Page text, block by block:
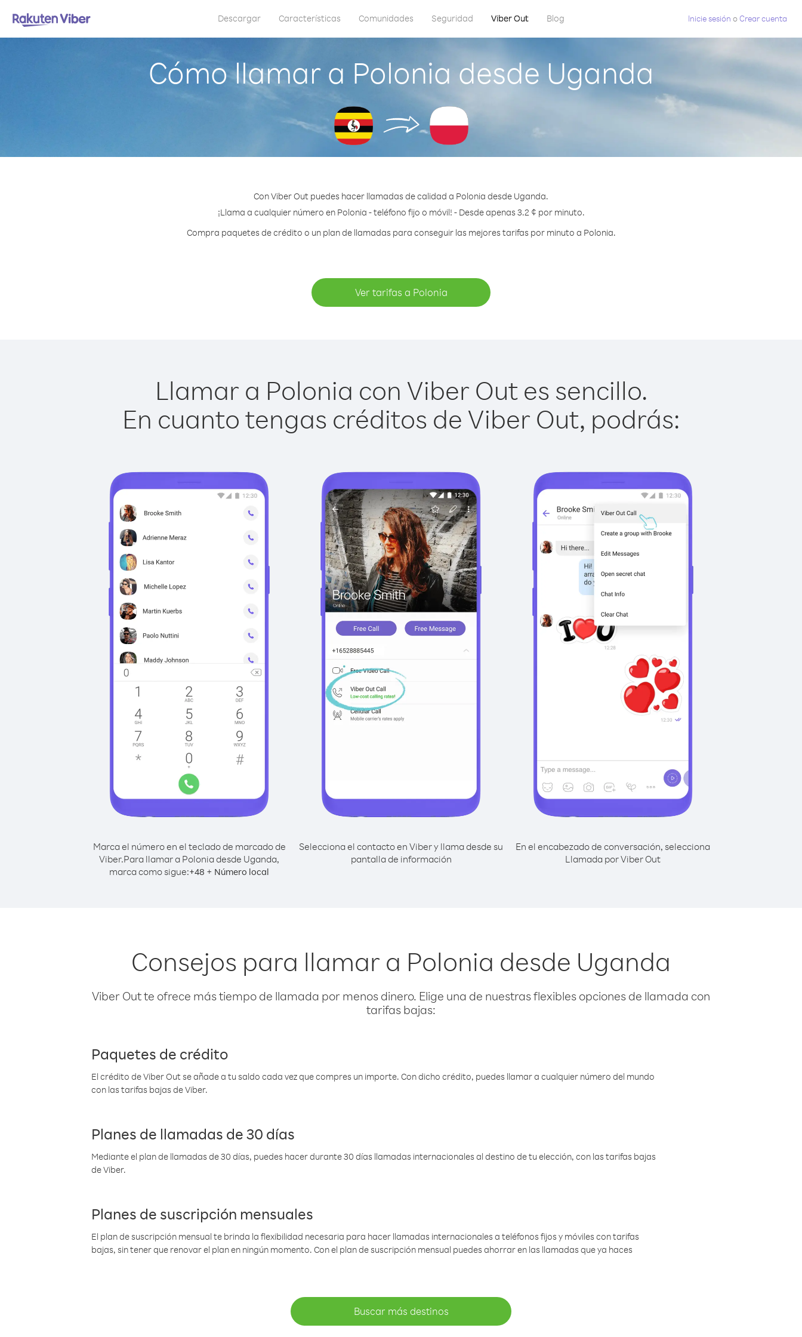
Descargar Características Comunidades Seguridad Viber Out Blog Inicie sesión oCrear cuenta
Cómo llamar a Polonia desde Uganda
Con Viber Out puedes hacer llamadas de calidad a Polonia desde Uganda.
¡Llama a cualquier número en Polonia - teléfono fijo o móvil! - Desde apenas 3.2 ¢ por minuto.
Compra paquetes de crédito o un plan de llamadas para conseguir las mejores tarifas por minuto a Polonia.
Ver tarifas a Polonia
Llamar a Polonia con Viber Out es sencillo.
En cuanto tengas créditos de Viber Out, podrás:
Marca el número en el teclado de marcado de
Viber.Para llamar a Polonia desde Uganda,
marca como sigue:+48 + Número local
Selecciona el contacto en Viber y llama desde su
pantalla de información
En el encabezado de conversación, selecciona
Llamada por Viber Out
Consejos para llamar a Polonia desde Uganda
Viber Out te ofrece más tiempo de llamada por menos dinero. Elige una de nuestras flexibles opciones de llamada con
tarifas bajas:
Paquetes de crédito
El crédito de Viber Out se añade a tu saldo cada vez que compres un importe. Con dicho crédito, puedes llamar a cualquier número del mundo
con las tarifas bajas de Viber.
Planes de llamadas de 30 días
Mediante el plan de llamadas de 30 días, puedes hacer durante 30 días llamadas internacionales al destino de tu elección, con las tarifas bajas
de Viber.
Planes de suscripción mensuales
El plan de suscripción mensual te brinda la flexibilidad necesaria para hacer llamadas internacionales a teléfonos fijos y móviles con tarifas
bajas, sin tener que renovar el plan en ningún momento. Con el plan de suscripción mensual puedes ahorrar en las llamadas que ya haces
Buscar más destinos